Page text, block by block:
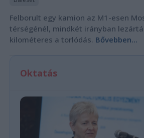
Felborult egy kamion az M1-esen
térségénél, mindkét irányban
kilométeres a torlódás. Bővebben...
Oktatás